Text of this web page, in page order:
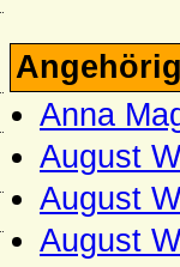
Anna
August
August
August